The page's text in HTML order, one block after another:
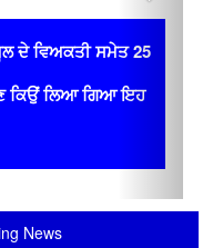
ਦੇ ਵਿਅਕਤੀ ਸਮੇਤ 25
ਕਿਉਂ ਲਿਆ ਗਿਆ ਇਹ
News